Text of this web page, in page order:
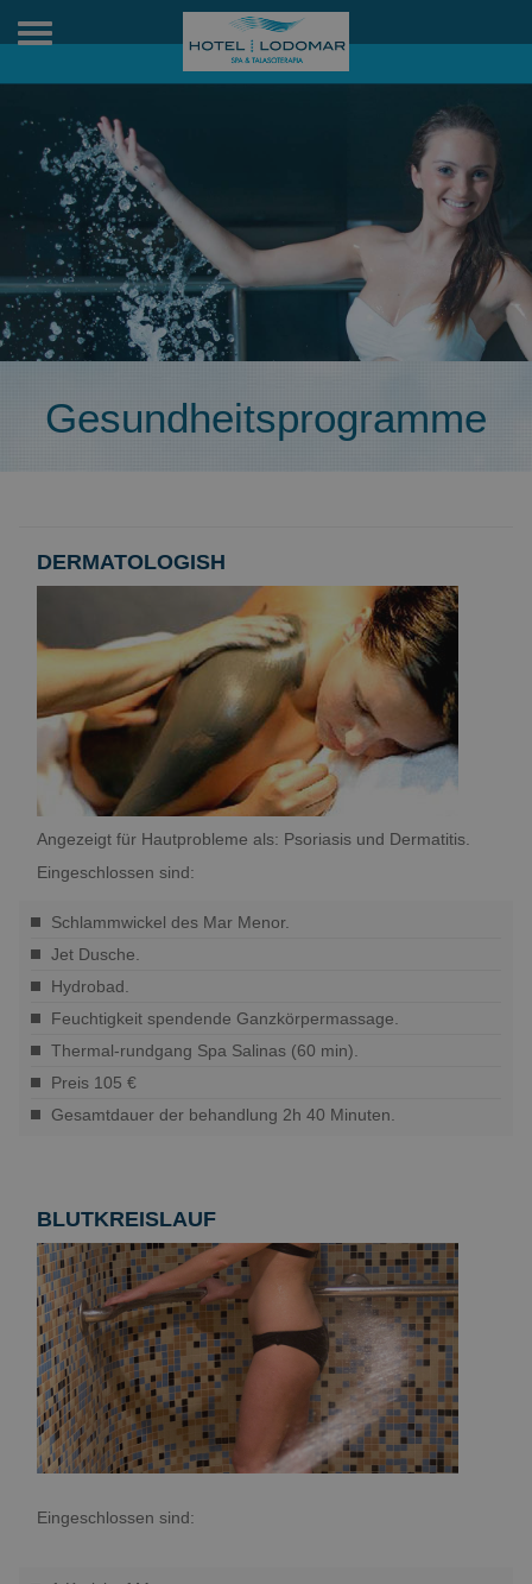
Toggle
Gesundheitsprogramme
DERMATOLOGISH
Angezeigt für Hautprobleme als: Psoriasis und Dermatitis.
Eingeschlossen sind:
Schlammwickel des Mar Menor.
Jet Dusche.
Hydrobad.
Feuchtigkeit spendende Ganzkörpermassage.
Thermal-rundgang Spa Salinas (60 min).
Preis 105 €
Gesamtdauer der behandlung 2h 40 Minuten.
BLUTKREISLAUF
Eingeschlossen sind: